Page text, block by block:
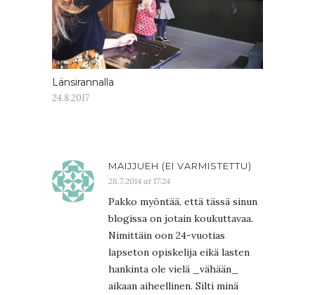
Länsirannalla
24.8.2017
MAIJJUEH (EI VARMISTETTU)
28.7.2014 at 17:24
Pakko myöntää, että tässä sinun
blogissa on jotain koukuttavaa.
Nimittäin oon 24-vuotias
lapseton opiskelija eikä lasten
hankinta ole vielä _vähään_
aikaan aiheellinen. Silti minä